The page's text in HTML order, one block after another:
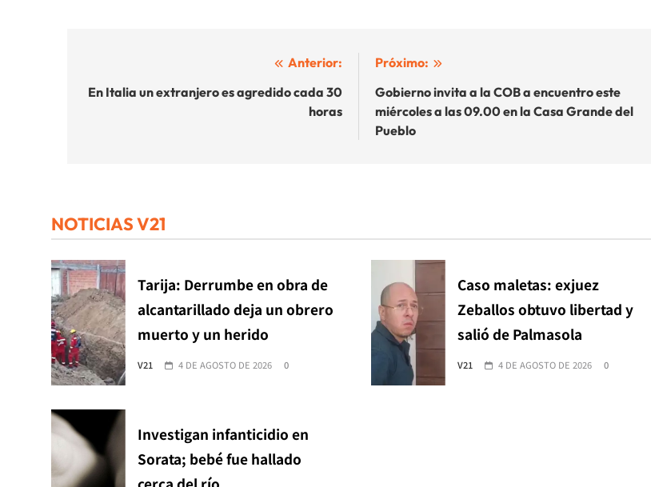
de
Anterior:
En Italia un extranjero es agredido cada 30
horas
Próximo:
Gobierno invita a la COB a encuentro este
miércoles a las 09.00 en la Casa Grande del
Pueblo
NOTICIAS V21
Tarija: Derrumbe en obra de
alcantarillado deja un obrero
muerto y un herido
V21 4 DE AGOSTO DE 2026 0
Caso maletas: exjuez
Zeballos obtuvo libertad y
salió de Palmasola
V21 4 DE AGOSTO DE 2026 0
Investigan infanticidio en
Sorata; bebé fue hallado